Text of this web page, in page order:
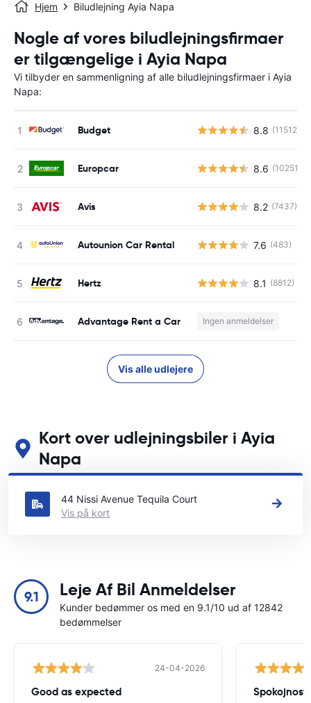
Hjem Biludlejning Ayia Napa
Nogle af vores biludlejningsfirmaer
er tilgængelige i Ayia Napa
Vi tilbyder en sammenligning af alle biludlejningsfirmaer i Ayia
Napa:
Budget 8.8 (11512)
Europcar 8.6 (10251)
Avis 8.2 (7437)
Autounion Car Rental 7.6 (483)
Hertz 8.1 (8812)
Advantage Rent a Car Ingen anmeldelser
Vis alle udlejere
Kort over udlejningsbiler i Ayia
Napa
Se vores vigtigste biludlejningssteder i Ayia Napa
44 Nissi Avenue Tequila Court
Vis på kort
9.1 Leje Af Bil Anmeldelser
Kunder bedømmer os med en 9.1/10 ud af 12842
bedømmelser
24-04-2026
Good as expected Spokojnosť